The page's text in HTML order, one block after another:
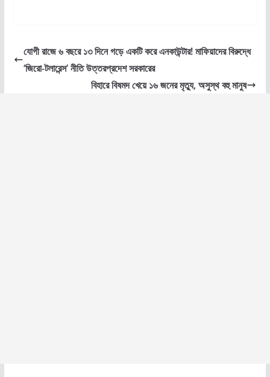
যোগী রাজে ৬ বছরে ১৩ দিনে গড়ে একটি করে এনকাউন্টার! মাফিয়াদের বিরুদ্ধে
‘জিরো-টলারেন্স’ নীতি উত্তরপ্রদেশ সরকারের
বিহারে বিষমদ খেয়ে ১৬ জনের মৃত্যু, অসুস্থ বহু মানুষ